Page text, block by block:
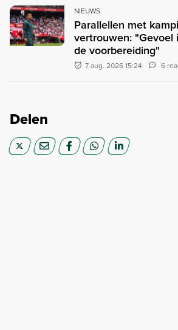
NIEUWS
Parallellen met
vertrouwen: "Gevoel
de voorbereiding"
7 aug. 2026 15:24 6
Delen